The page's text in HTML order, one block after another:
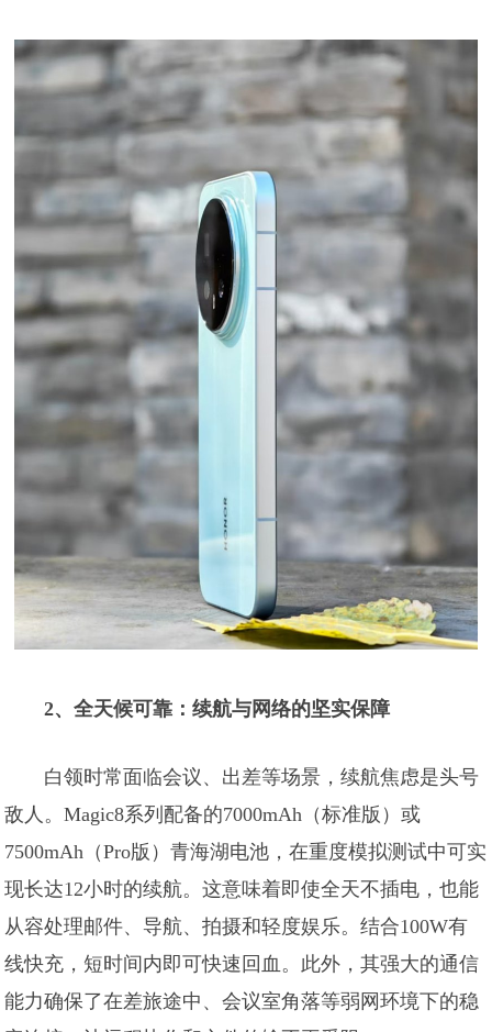
2、全天候可靠：续航与网络的坚实保障
白领时常面临会议、出差等场景，续航焦虑是头号
敌人。Magic8系列配备的7000mAh（标准版）或
7500mAh（Pro版）青海湖电池，在重度模拟测试中可实
现长达12小时的续航。这意味着即使全天不插电，也能
从容处理邮件、导航、拍摄和轻度娱乐。结合100W有
线快充，短时间内即可快速回血。此外，其强大的通信
能力确保了在差旅途中、会议室角落等弱网环境下的稳